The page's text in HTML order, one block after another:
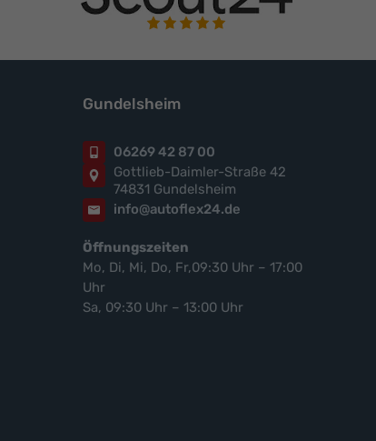
Gundelsheim
06269 42 87 00
Gottlieb-Daimler-Straße 42
74831 Gundelsheim
info@autoflex24.de
Öffnungszeiten
Mo, Di, Mi, Do, Fr,09:30 Uhr – 17:00
Uhr
Sa, 09:30 Uhr – 13:00 Uhr